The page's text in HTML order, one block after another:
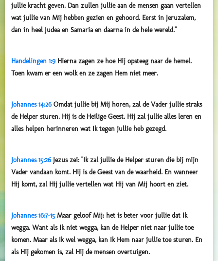
jullie kracht geven. Dan zullen jullie aan de mensen gaan vertellen
wat jullie van Mij hebben gezien en gehoord. Eerst in Jeruzalem,
dan in heel Judea en Samaria en daarna in de hele wereld."
Handelingen 1:9 Hierna zagen ze hoe Hij opsteeg naar de hemel.
Toen kwam er een wolk en ze zagen Hem niet meer.
Johannes 14:26 Omdat jullie bij Mij horen, zal de Vader jullie straks
de Helper sturen. Hij is de Heilige Geest. Hij zal jullie alles leren en
alles helpen herinneren wat Ik tegen jullie heb gezegd.
Johannes 15:26 Jezus zei: "Ik zal jullie de Helper sturen die bij mijn
Vader vandaan komt. Hij is de Geest van de waarheid. En wanneer
Hij komt, zal Hij jullie vertellen wat Hij van Mij hoort en ziet.
Johannes 16:7-15 Maar geloof Mij: het is beter voor jullie dat Ik
wegga. Want als Ik niet wegga, kan de Helper niet naar jullie toe
komen. Maar als Ik wel wegga, kan Ik Hem naar jullie toe sturen. En
als Hij gekomen is, zal Hij de mensen overtuigen.